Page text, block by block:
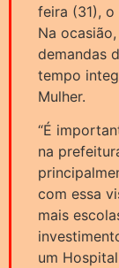
feira (31), o
Na
demandas
tempo
Mulher.
“É
na
com essa
mais
um